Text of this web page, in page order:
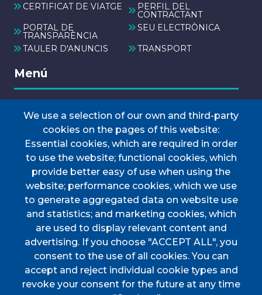
CERTIFICAT DE VIATGE PERFIL DEL
CONTRACTANT
PORTAL DE
TRANSPARÈNCIA
SEU ELECTRÒNICA
TAULER D'ANUNCIS
TRANSPORT
Menú
INICI
AJUNTAMENT
Discover Esporles
VIURE A ESPORLES
TOTES LES NOTÍCIES
CIF P0702000A. CP: 07190
Address
Plaça de l'Ajuntament, 1
We use a selection of our own and third-party
cookies on the pages of this website:
Essential cookies, which are required in order
to use the website; functional cookies, which
provide better easy of use when using the
website; performance cookies, which we use
to generate aggregated data on website use
and statistics; and marketing cookies, which
are used to display relevant content and
advertising. If you choose "ACCEPT ALL", you
consent to the use of all cookies. You can
accept and reject individual cookie types and
revoke your consent for the future at any time